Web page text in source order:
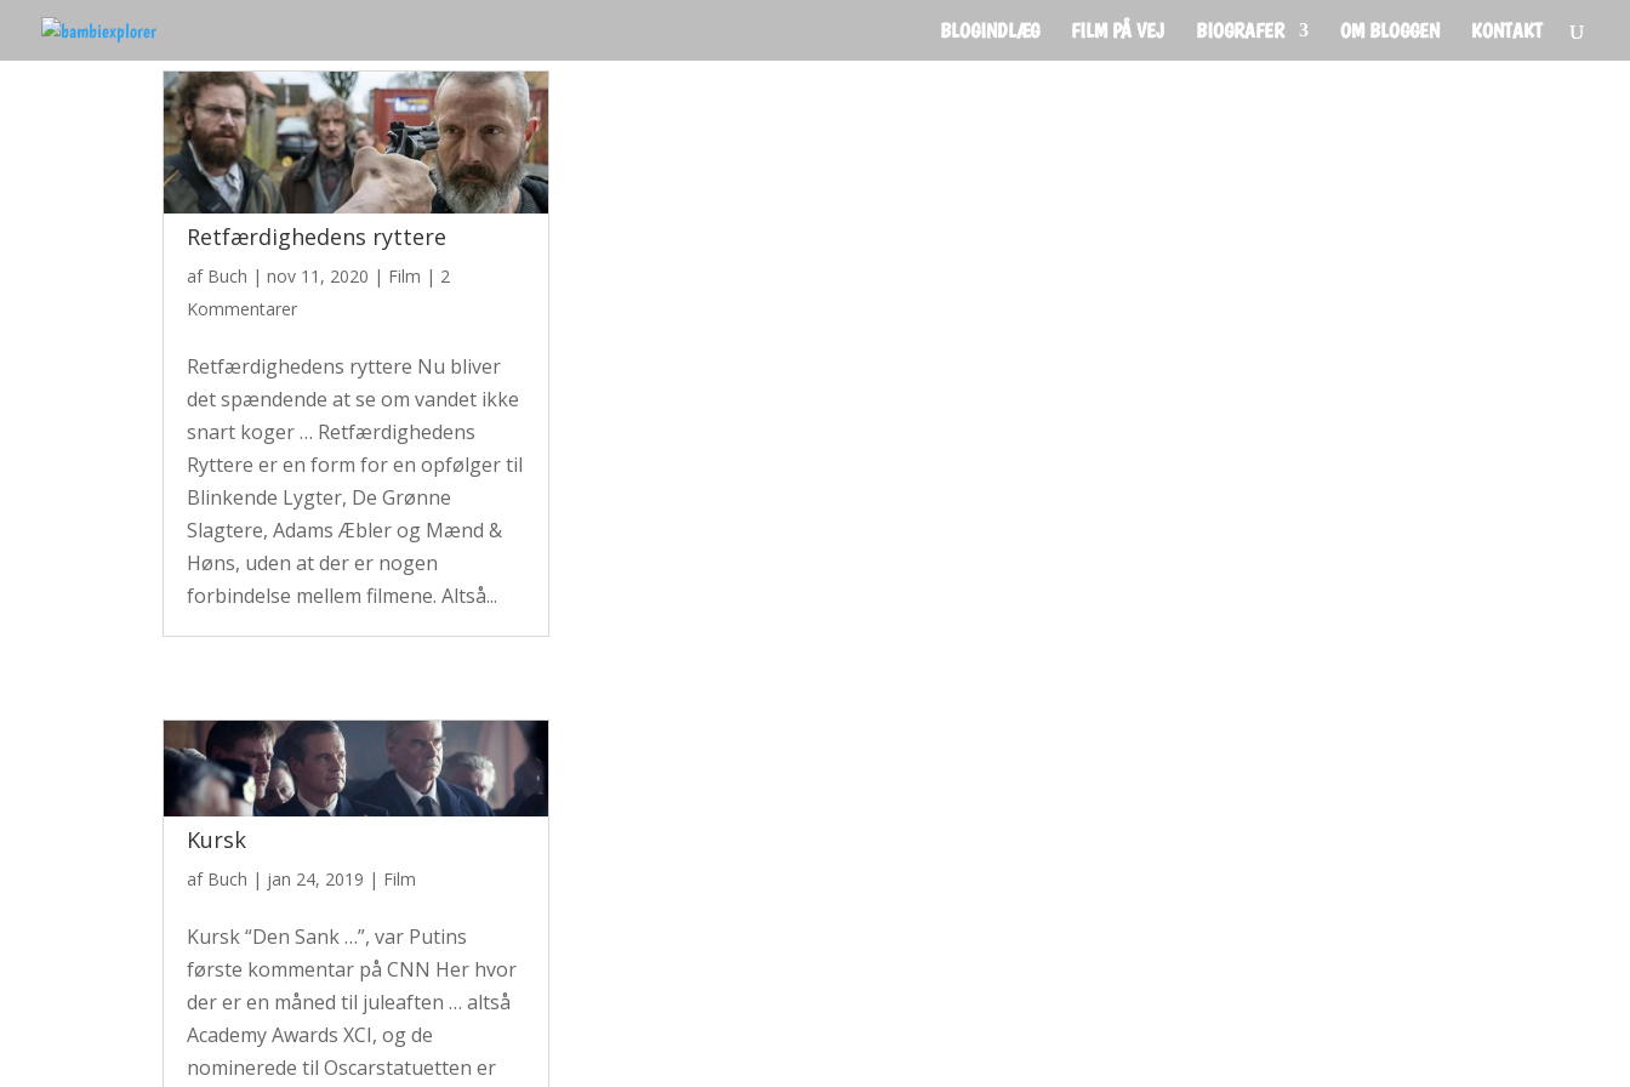
BLOGINDLÆG FILM PÅ VEJ BIOGRAFER OM BLOGGEN KONTAKT
Retfærdighedens ryttere
af Buch |nov 11, 2020 | Film | 2
Kommentarer
Retfærdighedens ryttere Nu bliver
det spændende at se om vandet ikke
snart koger … Retfærdighedens
Ryttere er en form for en opfølger til
Blinkende Lygter, De Grønne
Slagtere, Adams Æbler og Mænd &
Høns, uden at der er nogen
forbindelse mellem filmene. Altså...
Kursk
af Buch | jan 24, 2019 | Film
Kursk “Den Sank …”, var Putins
første kommentar på CNN Her hvor
der er en måned til juleaften … altså
Academy Awards XCI, og de
nominerede til Oscarstatuetten er